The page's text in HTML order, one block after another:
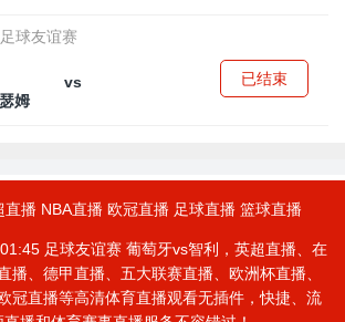
足球友谊赛
vs
姆
已结束
直播 NBA直播 欧冠直播 足球直播 篮球直播
足球友谊赛 葡萄牙vs智利，英超直播、在
播、德甲直播、五大联赛直播、欧洲杯直播、
冠直播等高清体育直播观看无插件，快捷、流